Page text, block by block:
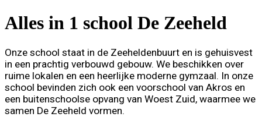
Alles in 1 school De Zeeheld
Onze school staat in de Zeeheldenbuurt en is gehuisvest
in een prachtig verbouwd gebouw. We beschikken over
ruime lokalen en een heerlijke moderne gymzaal. In onze
school bevinden zich ook een voorschool van Akros en
een buitenschoolse opvang van Woest Zuid, waarmee we
samen De Zeeheld vormen.